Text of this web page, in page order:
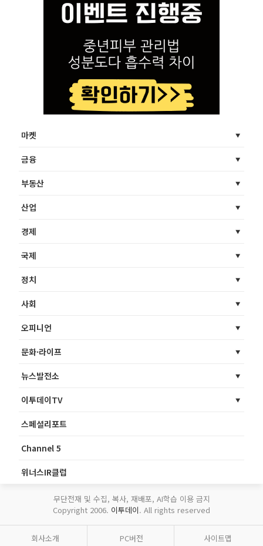
마켓
금융
부동산
산업
경제
국제
정치
사회
오피니언
문화·라이프
뉴스발전소
이투데이TV
스페셜리포트
Channel 5
위너스IR클럽
무단전재 및 수집, 복사, 재배포, AI학습 이용 금지
Copyright 2006. 이투데이. All rights reserved
회사소개 PC버전 사이트맵